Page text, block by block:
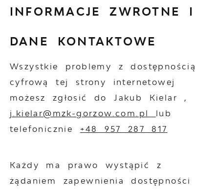
INFORMACJE ZWROTNE I
DANE KONTAKTOWE
Wszystkie problemy z dostępnością
cyfrową tej strony internetowej
możesz zgłosić doJakub Kielar,
j.kielar@mzk-gorzow.com.pl lub
telefonicznie +48 957 287 817
Każdy ma prawo wystąpić z
żądaniem zapewnienia dostępności